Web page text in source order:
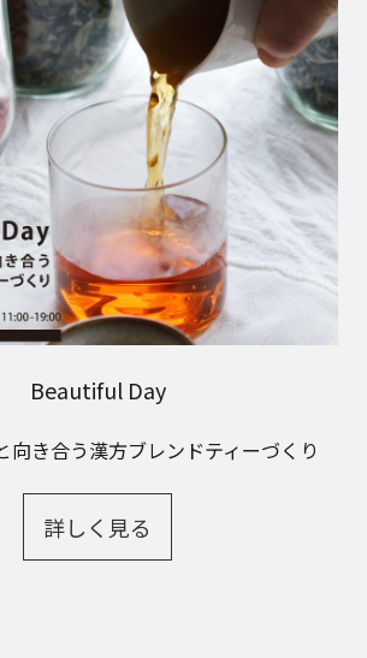
Beautiful Day
向き合う漢方ブレンドティーづくり
詳しく見る